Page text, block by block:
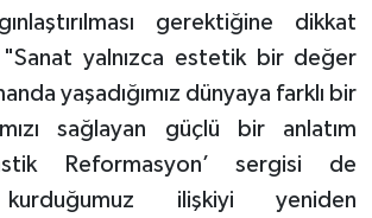
gerektiğine dikkat
yalnızca estetik bir değer
yaşadığımız dünyaya farklı bir
sağlayan güçlü bir anlatım
Reformasyon’ sergisi de
ilişkiyi yeniden